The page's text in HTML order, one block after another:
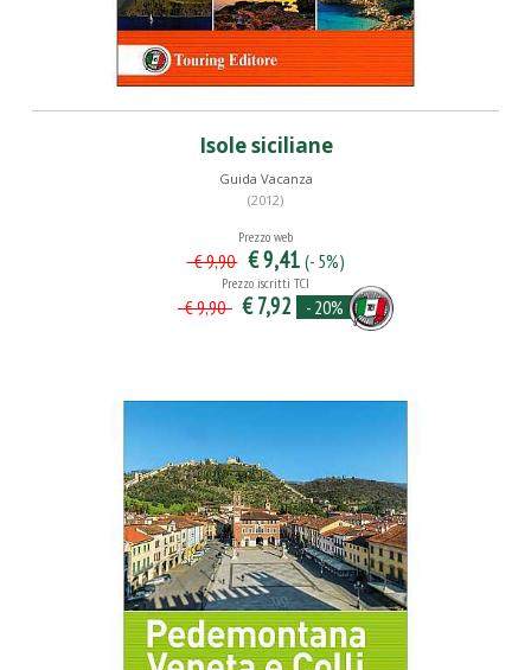
Isole siciliane
Guida Vacanza
(2012)
Prezzo web
€ 9,90 € 9,41 (- 5%)
Prezzo iscritti TCI
€ 9,90 € 7,92 - 20%